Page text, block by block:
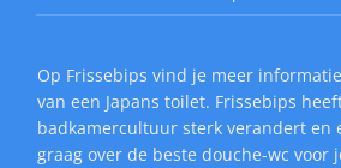
Op Frissebips vind je meer
van een Japans toilet. Frissebips
badkamercultuur sterk verandert en
graag over de beste douche-wc